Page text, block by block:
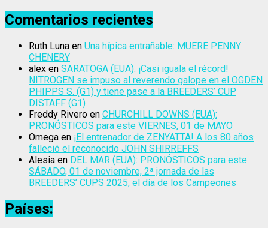
Comentarios recientes
Ruth Luna en Una hípica entrañable: MUERE PENNY
CHENERY
alex en SARATOGA (EUA): ¡Casi iguala el récord!
NITROGEN se impuso al reverendo galope en el OGDEN
PHIPPS S. (G1) y tiene pase a la BREEDERS’ CUP
DISTAFF (G1)
Freddy Rivero en CHURCHILL DOWNS (EUA):
PRONÓSTICOS para este VIERNES, 01 de MAYO
Omega en ¡El entrenador de ZENYATTA! A los 80 años
falleció el reconocido JOHN SHIRREFFS
Alesia en DEL MAR (EUA): PRONÓSTICOS para este
SÁBADO, 01 de noviembre, 2ª jornada de las
BREEDERS’ CUPS 2025, el día de los Campeones
Países: